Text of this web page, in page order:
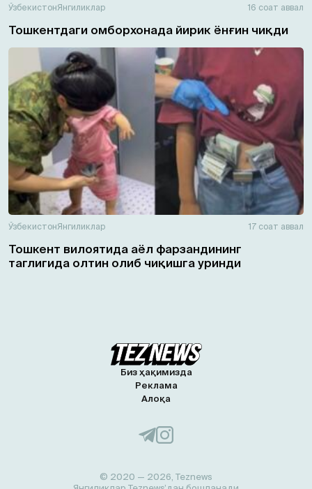
ЎзбекистонЯнгиликлар 16 соат аввал
Тошкентдаги омборхонада йирик ёнғин чиқди
ЎзбекистонЯнгиликлар 17 соат аввал
Тошкент вилоятида аёл фарзандининг
таглигида олтин олиб чиқишга уринди
Биз ҳақимизда
Реклама
Алоқа
© 2020 — 2026, Teznews